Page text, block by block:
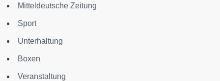
Mitteldeutsche Zeitung
Sport
Unterhaltung
Boxen
Veranstaltung